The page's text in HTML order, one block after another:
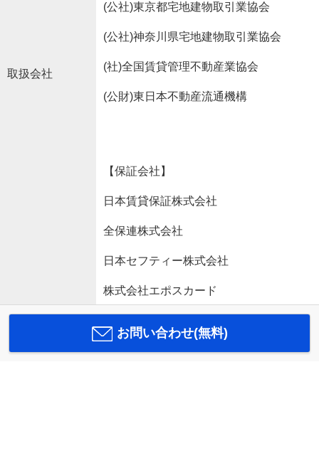
取扱会社
(公社)東京都宅地建物取引業協会
(公社)神奈川県宅地建物取引業協会
(社)全国賃貸管理不動産業協会
(公財)東日本不動産流通機構
【保証会社】
日本賃貸保証株式会社
全保連株式会社
日本セフティー株式会社
株式会社エポスカード
お問い合わせ(無料)